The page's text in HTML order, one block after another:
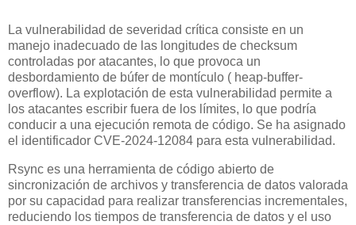
La vulnerabilidad de severidad crítica consiste en un
manejo inadecuado de las longitudes de checksum
controladas por atacantes, lo que provoca un
desbordamiento de búfer de montículo ( heap-buffer-
overflow). La explotación de esta vulnerabilidad permite a
los atacantes escribir fuera de los límites, lo que podría
conducir a una ejecución remota de código. Se ha asignado
el identificador CVE-2024-12084 para esta vulnerabilidad.
Rsync es una herramienta de código abierto de
sincronización de archivos y transferencia de datos valorada
por su capacidad para realizar transferencias incrementales,
reduciendo los tiempos de transferencia de datos y el uso